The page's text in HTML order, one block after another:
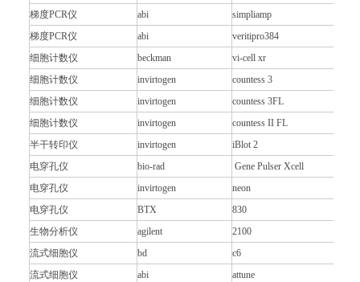
梯度PCR仪
abi
simpliamp
梯度PCR仪
abi
veritipro384
细胞计数仪
beckman
vi-cell xr
细胞计数仪
invirtogen
countess 3
细胞计数仪
invirtogen
countess 3FL
细胞计数仪
invirtogen
countess II FL
半干转印仪
invirtogen
iBlot 2
电穿孔仪
bio-rad
Gene Pulser Xcell
电穿孔仪
invirtogen
neon
电穿孔仪
BTX
830
生物分析仪
agilent
2100
流式细胞仪
bd
c6
流式细胞仪
abi
attune